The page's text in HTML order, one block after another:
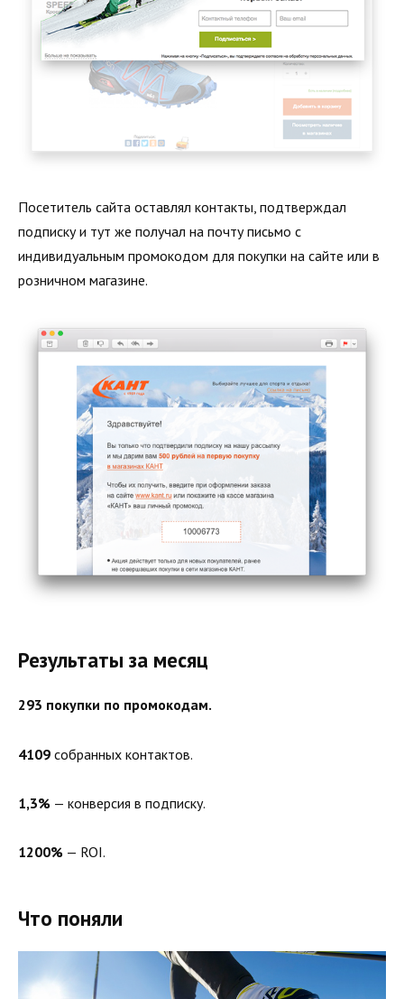
Посетитель сайта оставлял контакты, подтверждал
подписку и тут же получал на почту письмо с
индивидуальным промокодом для покупки на сайте или в
розничном магазине.
Результаты за месяц
293 покупки по промокодам.
4109 собранных контактов.
1,3% — конверсия в подписку.
1200% — ROI.
Что поняли